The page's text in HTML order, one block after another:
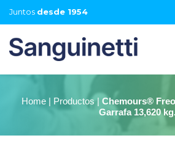
Juntos desde 1954
Home | Productos | Chemours®
Garrafa 13,620